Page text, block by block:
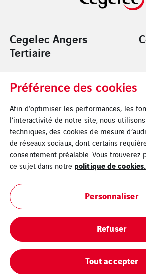
Cegelec Angers
Tertiaire
Cegelec Nantes
Tertiaire
Mentions légales
Cookies
Préférence des cookies
Afin d’optimiser les performances, les
l’interactivité de notre site, nous
techniques, des cookies de mesure
de réseaux sociaux, dont certains
consentement préalable. Vous trouverez
ce sujet dans notre politique de cookies.
Personnaliser
Refuser
Tout accepter